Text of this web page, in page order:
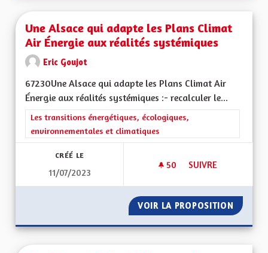
Une Alsace qui adapte les Plans Climat
Air Énergie aux réalités systémiques
Eric Goujot
67230Une Alsace qui adapte les Plans Climat Air
Énergie aux réalités systémiques :- recalculer le...
Filtrer les résultats de la catégorie : Les transitions
Les transitions énergétiques, écologiques,
environnementales et climatiques
CRÉÉ LE
11/07/2023
50 50 ABONNÉS
SUIVRE
VOIR LA PROPOSITION UNE